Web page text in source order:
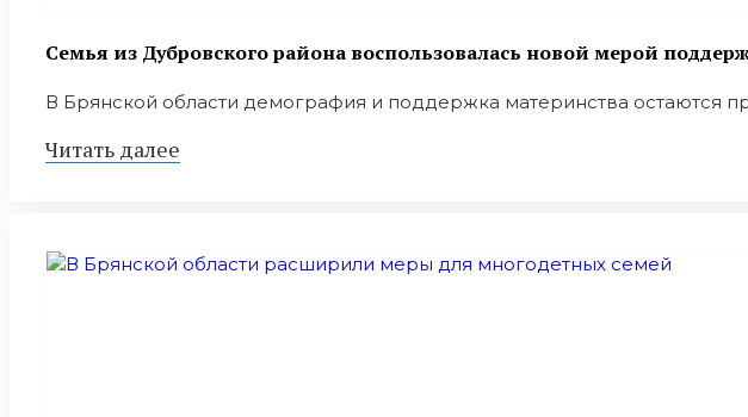
Семья из Дубровского района воспользовалась новой мерой
В Брянской области демография и поддержка материнства остаются
Читать далее